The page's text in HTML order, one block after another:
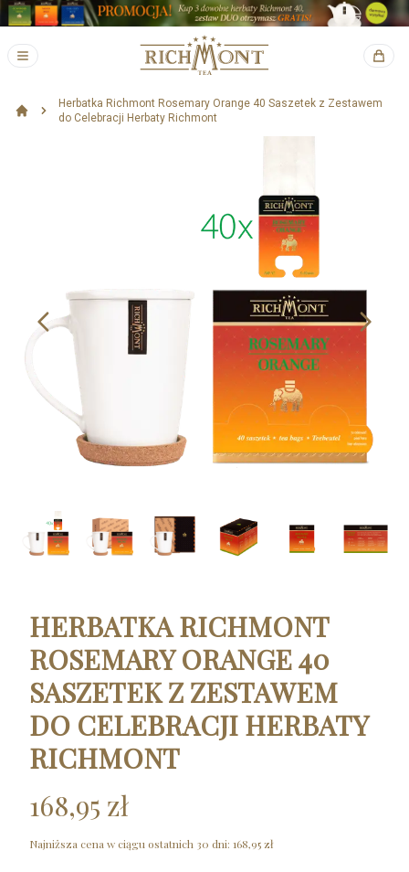
Herbatka Richmont Rosemary Orange 40 Saszetek z Zestawem
do Celebracji Herbaty Richmont
HERBATKA RICHMONT
ROSEMARY ORANGE 40
SASZETEK Z ZESTAWEM
DO CELEBRACJI HERBATY
RICHMONT
168,95 zł
Najniższa cena w ciągu ostatnich 30 dni: 168,95 zł